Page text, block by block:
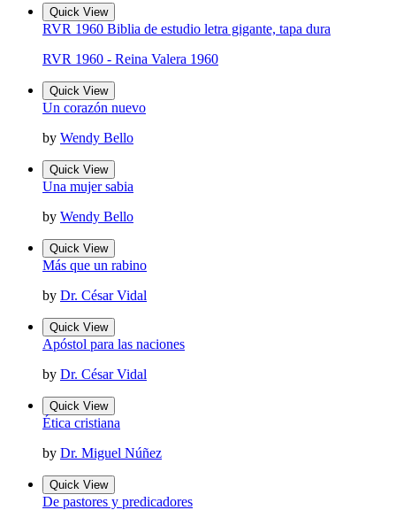
Quick View
RVR 1960 Biblia de estudio letra gigante, tapa dura
RVR 1960 - Reina Valera 1960
Quick View
Un corazón nuevo
by Wendy Bello
Quick View
Una mujer sabia
by Wendy Bello
Quick View
Más que un rabino
by Dr. César Vidal
Quick View
Apóstol para las naciones
by Dr. César Vidal
Quick View
Ética cristiana
by Dr. Miguel Núñez
Quick View
De pastores y predicadores